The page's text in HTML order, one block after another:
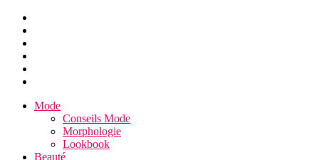
Mode
Conseils Mode
Morphologie
Lookbook
Beauté